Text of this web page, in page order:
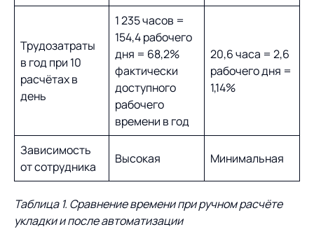
Трудозатраты
в год при 10
расчётах в
день
1 235 часов =
154,4 рабочего
дня = 68,2%
фактически
доступного
рабочего
времени в год
20,6 часа = 2,6
рабочего дня =
1,14%
Зависимость
от сотрудника
Высокая Минимальная
Таблица 1. Сравнение времени при ручном расчёте
укладки и после автоматизации